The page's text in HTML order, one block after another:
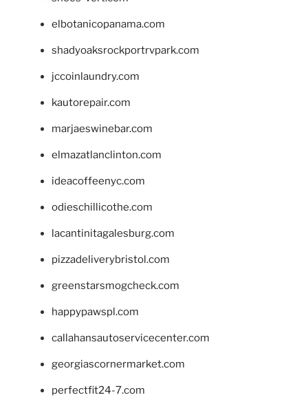
elbotanicopanama.com
shadyoaksrockportrvpark.com
jccoinlaundry.com
kautorepair.com
marjaeswinebar.com
elmazatlanclinton.com
ideacoffeenyc.com
odieschillicothe.com
lacantinitagalesburg.com
pizzadeliverybristol.com
greenstarsmogcheck.com
happypawspl.com
callahansautoservicecenter.com
georgiascornermarket.com
perfectfit24-7.com